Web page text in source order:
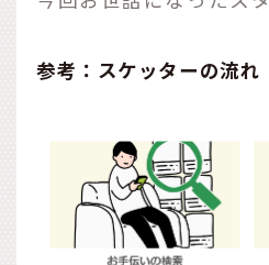
参考：スケッターの流れ